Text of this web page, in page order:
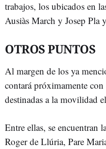
trabajos, los ubicados en
Ausiàs March y Josep Pla
OTROS PUNTOS
Al margen de los ya
contará próximamente con
destinadas a la movilidad
Entre ellas, se encuentran
Roger de Llúria, Pare